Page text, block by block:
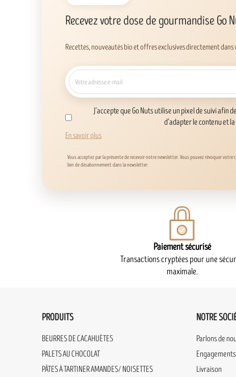
Recevez votre dose de gourmandise Go
Recettes, nouveautés bio et offres exclusives directement
J’accepte que Go Nuts utilise un pixel de suivi afin
d’adapter le contenu et
En savoir plus
Vous acceptez par la présente de recevoir notre newsletter. Vous pouvez révoquer
lien de désabonnement dans la newsletter.
Paiement sécurisé
Transactions cryptées pour une
maximale.
PRODUITS
BEURRES DE CACAHUÈTES
PALETS AU CHOCOLAT
PÂTES À TARTINER AMANDES/ NOISETTES
NOTRE
Parlons de
Livraison